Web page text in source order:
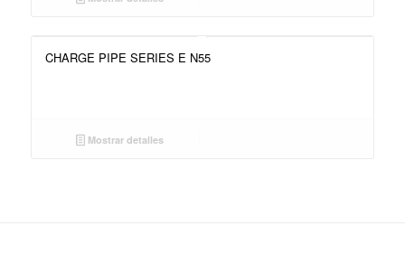
CHARGE PIPE SERIES E N55
Mostrar detalles